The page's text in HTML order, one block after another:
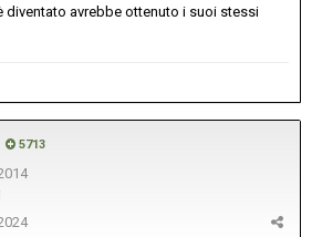
diventato avrebbe ottenuto i suoi stessi
5713